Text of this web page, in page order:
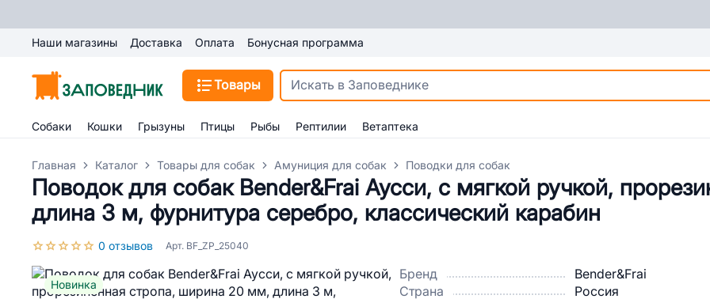
Наши магазины Доставка Оплата Бонусная программа
Товары
Собаки Кошки Грызуны Птицы Рыбы Рептилии Ветаптека
Главная Каталог Товары для собак Амуниция для собак Поводки для собак
Поводок для собак Bender&Frai Аусси, с мягкой ручкой,
длина 3 м, фурнитура серебро, классический карабин
0 отзывов Арт. BF_ZP_25040
Новинка
Бренд
Bender&Frai
Страна
Россия